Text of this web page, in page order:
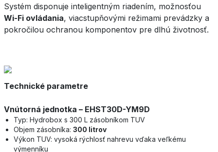
Systém disponuje inteligentným riadením, možnosťou
Wi-Fi ovládania, viacstupňovými režimami prevádzky a
pokročilou ochranou komponentov pre dlhú životnosť.
Technické parametre
Vnútorná jednotka – EHST30D-YM9D
Typ: Hydrobox s 300 L zásobníkom TUV
Objem zásobníka: 300 litrov
Výkon TUV: vysoká rýchlosť nahrevu vďaka veľkému
výmenníku